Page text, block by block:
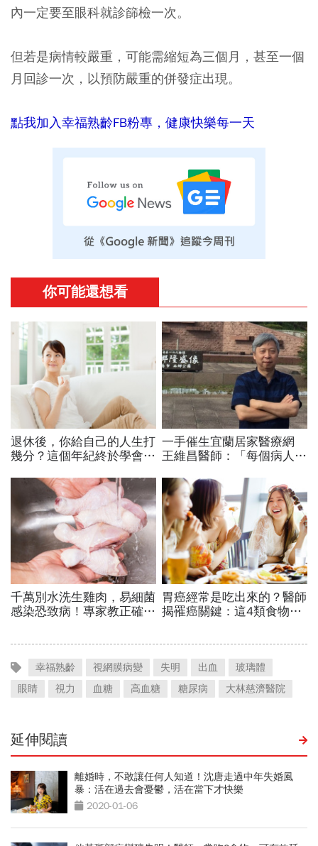
內一定要至眼科就診篩檢一次。
但若是病情較嚴重，可能需縮短為三個月，甚至一個
月回診一次，以預防嚴重的併發症出現。
點我加入幸福熟齡FB粉專，健康快樂每一天
幸福熟齡 視網膜病變 失明 出血
玻璃體
眼睛
視力 血糖 高血糖 糖尿病 大林慈濟醫院
延伸閱讀
離婚時，不敢讓任何人知道！沈唐走過中年失婚風
暴：活在過去會憂鬱，活在當下才快樂
2020-01-06